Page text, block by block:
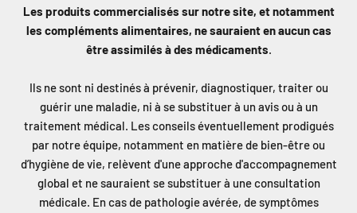
Les produits commercialisés sur notre site, et notamment
les compléments alimentaires, ne sauraient en aucun cas
être assimilés à des médicaments.
Ils ne sont ni destinés à prévenir, diagnostiquer, traiter ou
guérir une maladie, ni à se substituer à un avis ou à un
traitement médical. Les conseils éventuellement prodigués
par notre équipe, notamment en matière de bien-être ou
d’hygiène de vie, relèvent d'une approche d'accompagnement
global et ne sauraient se substituer à une consultation
médicale. En cas de pathologie avérée, de symptômes